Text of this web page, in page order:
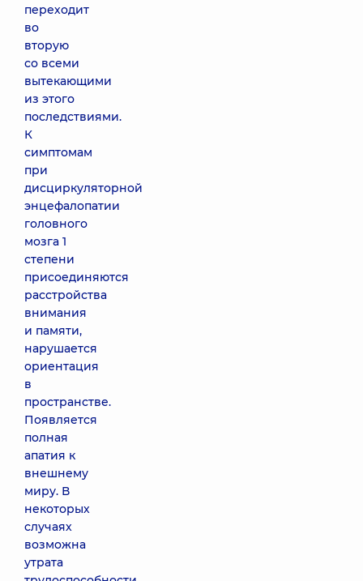
переходит
во
вторую
со всеми
вытекающими
из этого
последствиями.
К
симптомам
при
дисциркуляторной
энцефалопатии
головного
мозга 1
степени
присоединяются
расстройства
внимания
и памяти,
нарушается
ориентация
в
пространстве.
Появляется
полная
апатия к
внешнему
миру. В
некоторых
случаях
возможна
утрата